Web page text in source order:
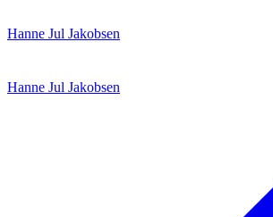
til
Hanne Jul Jakobsen
Hanne Jul Jakobsen